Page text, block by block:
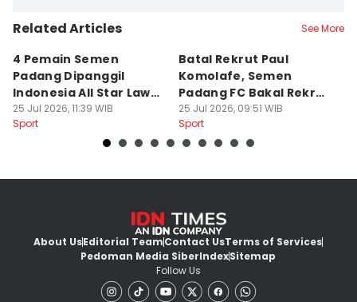
Related Articles See More
4 Pemain Semen
Padang Dipanggil
Indonesia All Star Lawan
Aston Villa
25 Jul 2026, 11:39 WIB
Sport
Batal Rekrut Paul
Komolafe, Semen
Padang FC Bakal Rekrut
Striker Baru
25 Jul 2026, 09:51 WIB
Sport
About UsEditorial TeamContact UsTerms of Services
Pedoman Media SiberIndexSitemap
Follow Us